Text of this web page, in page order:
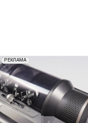
erid: 2VfnxxmNzs5
РЕКЛАМА